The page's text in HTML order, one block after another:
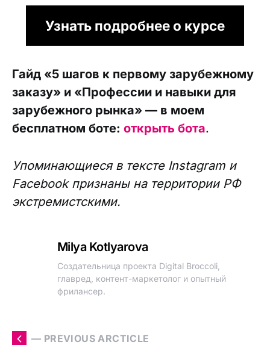
Узнать подробнее о курсе
Гайд «5 шагов к первому зарубежному
заказу» и «Профессии и навыки для
зарубежного рынка» — в моем
бесплатном боте: открыть бота.
Упоминающиеся в тексте Instagram и
Facebook признаны на территории РФ
экстремистскими.
Milya Kotlyarova
Создательница проекта Digital Broccoli,
главред, контент-маркетолог и опытный
фрилансер.
— PREVIOUS ARCTICLE